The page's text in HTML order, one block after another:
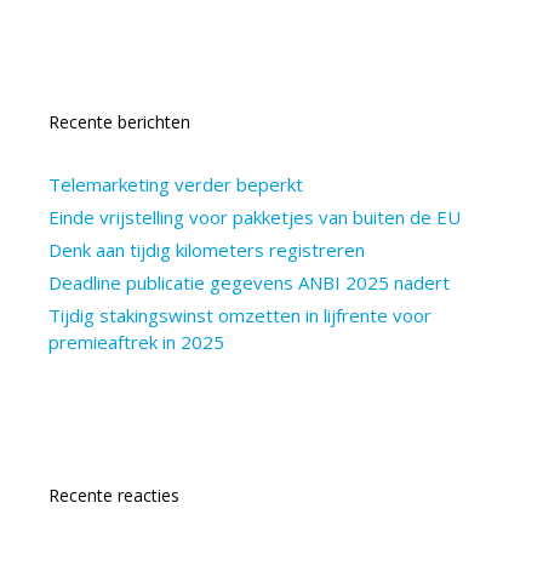
Recente berichten
Telemarketing verder beperkt
Einde vrijstelling voor pakketjes van buiten de EU
Denk aan tijdig kilometers registreren
Deadline publicatie gegevens ANBI 2025 nadert
Tijdig stakingswinst omzetten in lijfrente voor
premieaftrek in 2025
Recente reacties